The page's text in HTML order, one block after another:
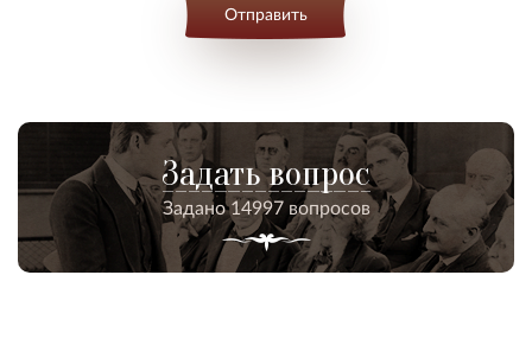
Отправить
Задать вопрос
Задано 14997 вопросов